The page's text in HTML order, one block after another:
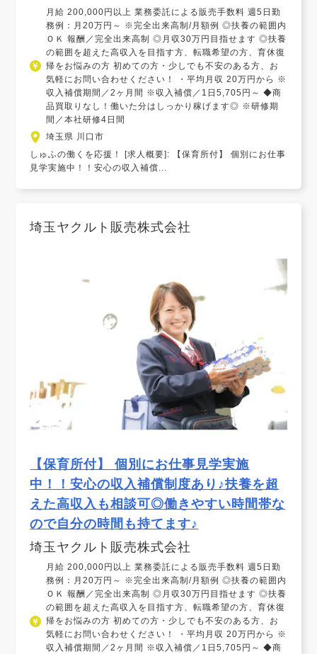
月給 200,000円以上 業務委託による販売手数料 週5日勤
務例：月20万円～ ※完全出来高制/月額例 ◎扶養の範囲内
ＯＫ 報酬／完全出来高制 ◎月収30万円目指せます ◎扶養
の範囲を超えた高収入を目指す方、転職希望の方、育休復
帰をお悩みの方 初めての方・少しでも不安のある方、お
気軽にお問い合わせください！ ・平均月収 20万円から ※
収入補償期間／2ヶ月間 ※収入補償／1日5,705円～ ◆商
品買取りなし！働いた分はしっかり稼げます◎ ※研修期
間／本社研修4日間
埼玉県 川口市
しゅふの働くを応援！ [求人概要]: 【保育所付】 個別にお仕事
見学実施中！！安心の収入補償...
埼玉ヤクルト販売株式会社
【保育所付】 個別にお仕事見学実施
中！！安心の収入補償制度あり♪扶養を超
えた高収入も相談可◎働きやすい時間帯な
ので自分の時間も持てます♪
埼玉ヤクルト販売株式会社
月給 200,000円以上 業務委託による販売手数料 週5日勤
務例：月20万円～ ※完全出来高制/月額例 ◎扶養の範囲内
ＯＫ 報酬／完全出来高制 ◎月収30万円目指せます ◎扶養
の範囲を超えた高収入を目指す方、転職希望の方、育休復
帰をお悩みの方 初めての方・少しでも不安のある方、お
気軽にお問い合わせください！ ・平均月収 20万円から ※
収入補償期間／2ヶ月間 ※収入補償／1日5,705円～ ◆商